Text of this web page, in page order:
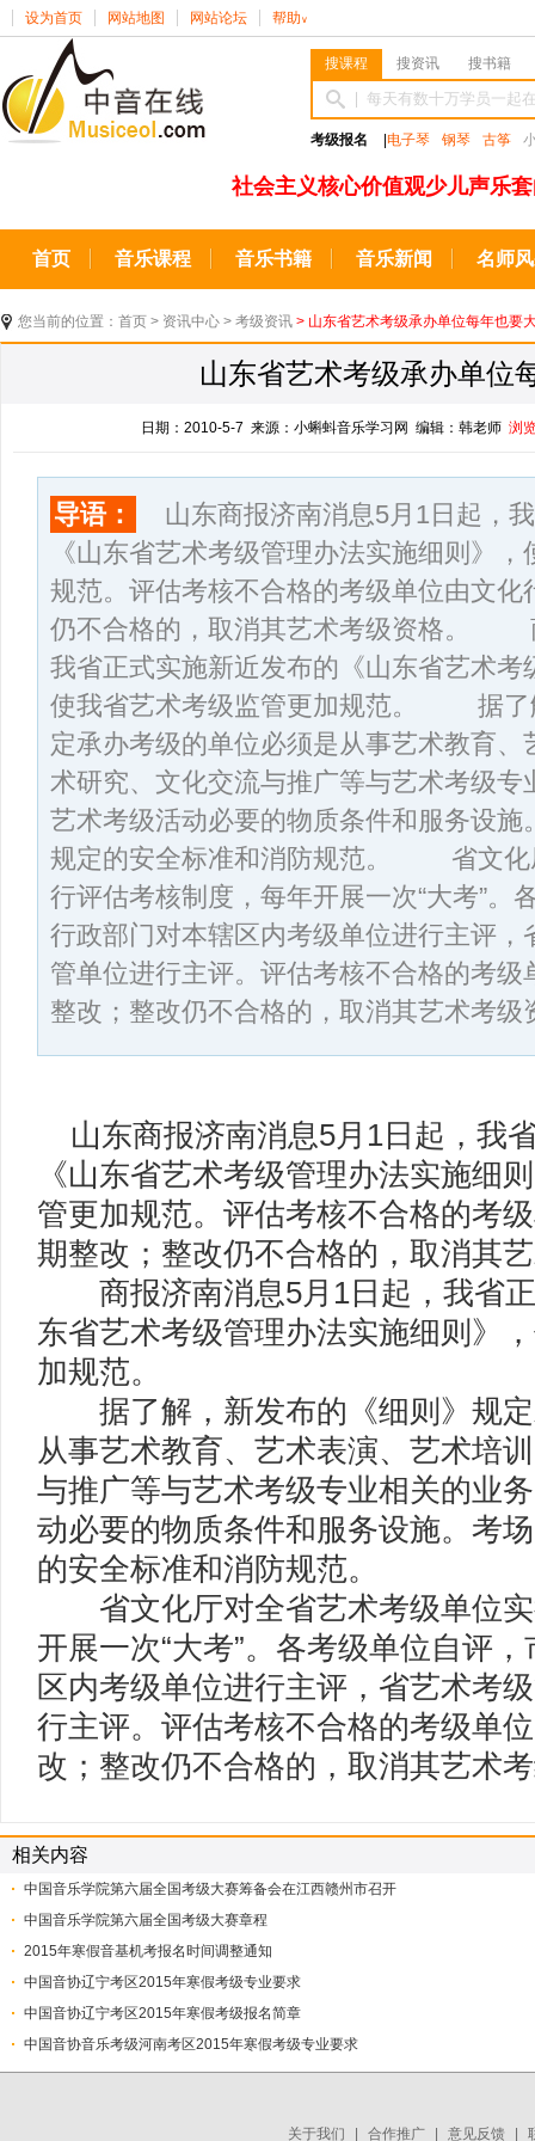
设为首页 网站地图 网站论坛 帮助 ∨
搜课程 搜资讯 搜书籍
考级报名 电子琴 钢琴 古筝
社会主义核心价值观少儿声乐
首页 音乐课程 音乐书籍 音乐新闻 名师
您当前的位置： 首页 > 资讯中心 > 考级资讯 > 山东省艺术考级承办单位每年也要
山东省艺术考级承办单位
日期：2010-5-7 来源：小蝌蚪音乐学习网 编辑：韩老师 浏
导语：
山东商报济南消息5月1日起，
《山东省艺术考级管理办法实施细则》
规范。评估考核不合格的考级单位由文
仍不合格的，取消其艺术考级资格。
我省正式实施新近发布的《山东省艺术
使我省艺术考级监管更加规范。 据了
定承办考级的单位必须是从事艺术教育
术研究、文化交流与推广等与艺术考级
艺术考级活动必要的物质条件和服务设
规定的安全标准和消防规范。 省文化
行评估考核制度，每年开展一次“大考”。
行政部门对本辖区内考级单位进行主评
管单位进行主评。评估考核不合格的考
整改；整改仍不合格的，取消其艺术考级
山东商报济南消息5月1日起，我
《山东省艺术考级管理办法实施细
管更加规范。评估考核不合格的考
期整改；整改仍不合格的，取消其
商报济南消息5月1日起，我省正
东省艺术考级管理办法实施细则》
加规范。
据了解，新发布的《细则》规定
从事艺术教育、艺术表演、艺术培
与推广等与艺术考级专业相关的业
动必要的物质条件和服务设施。考
的安全标准和消防规范。
省文化厅对全省艺术考级单位实
开展一次“大考”。各考级单位自评
区内考级单位进行主评，省艺术考
行主评。评估考核不合格的考级单
改；整改仍不合格的，取消其艺术
相关内容
中国音乐学院第六届全国考级大赛筹备会在江西赣州市召开
中国音乐学院第六届全国考级大赛章程
2015年寒假音基机考报名时间调整通知
中国音协辽宁考区2015年寒假考级专业要求
中国音协辽宁考区2015年寒假考级报名简章
中国音协音乐考级河南考区2015年寒假考级专业要求
关于我们 合作推广 意见反馈